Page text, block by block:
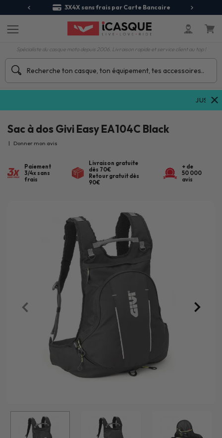
3X4X sans frais par Carte Bancaire
Spécialiste du casque moto depuis 2006. Livraison rapide et service client au top !
JUSQU'À-
Sac à dos Givi Easy EA104C Black
| Donner mon avis
Paiement
3/4x sans
frais
Livraison gratuite
dès 70€
Retour gratuit dès
90€
+ de
50 000
avis